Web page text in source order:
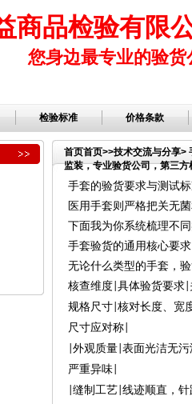
商品检验有限
您身边最专业的验货
检验标准 价格条款
首页首页>>技术交流与分享>
监装，专业验货公司，第三
公司，服装检品，鞋子检品
手套的验货要求与测试
医用手套则严格把关无菌
下面我为你系统梳理不
手套验货的通用核心要求
无论什么类型的手套，
核查维度 具体验货要求
规格尺寸 核对长度、宽
尺寸应对称
外观质量 表面光洁无
严重异味
缝制工艺 线迹顺直，